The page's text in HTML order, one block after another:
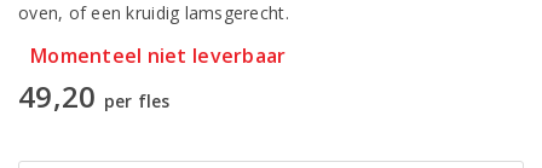
oven, of een kruidig lamsgerecht.
Momenteel niet leverbaar
49,20 per fles